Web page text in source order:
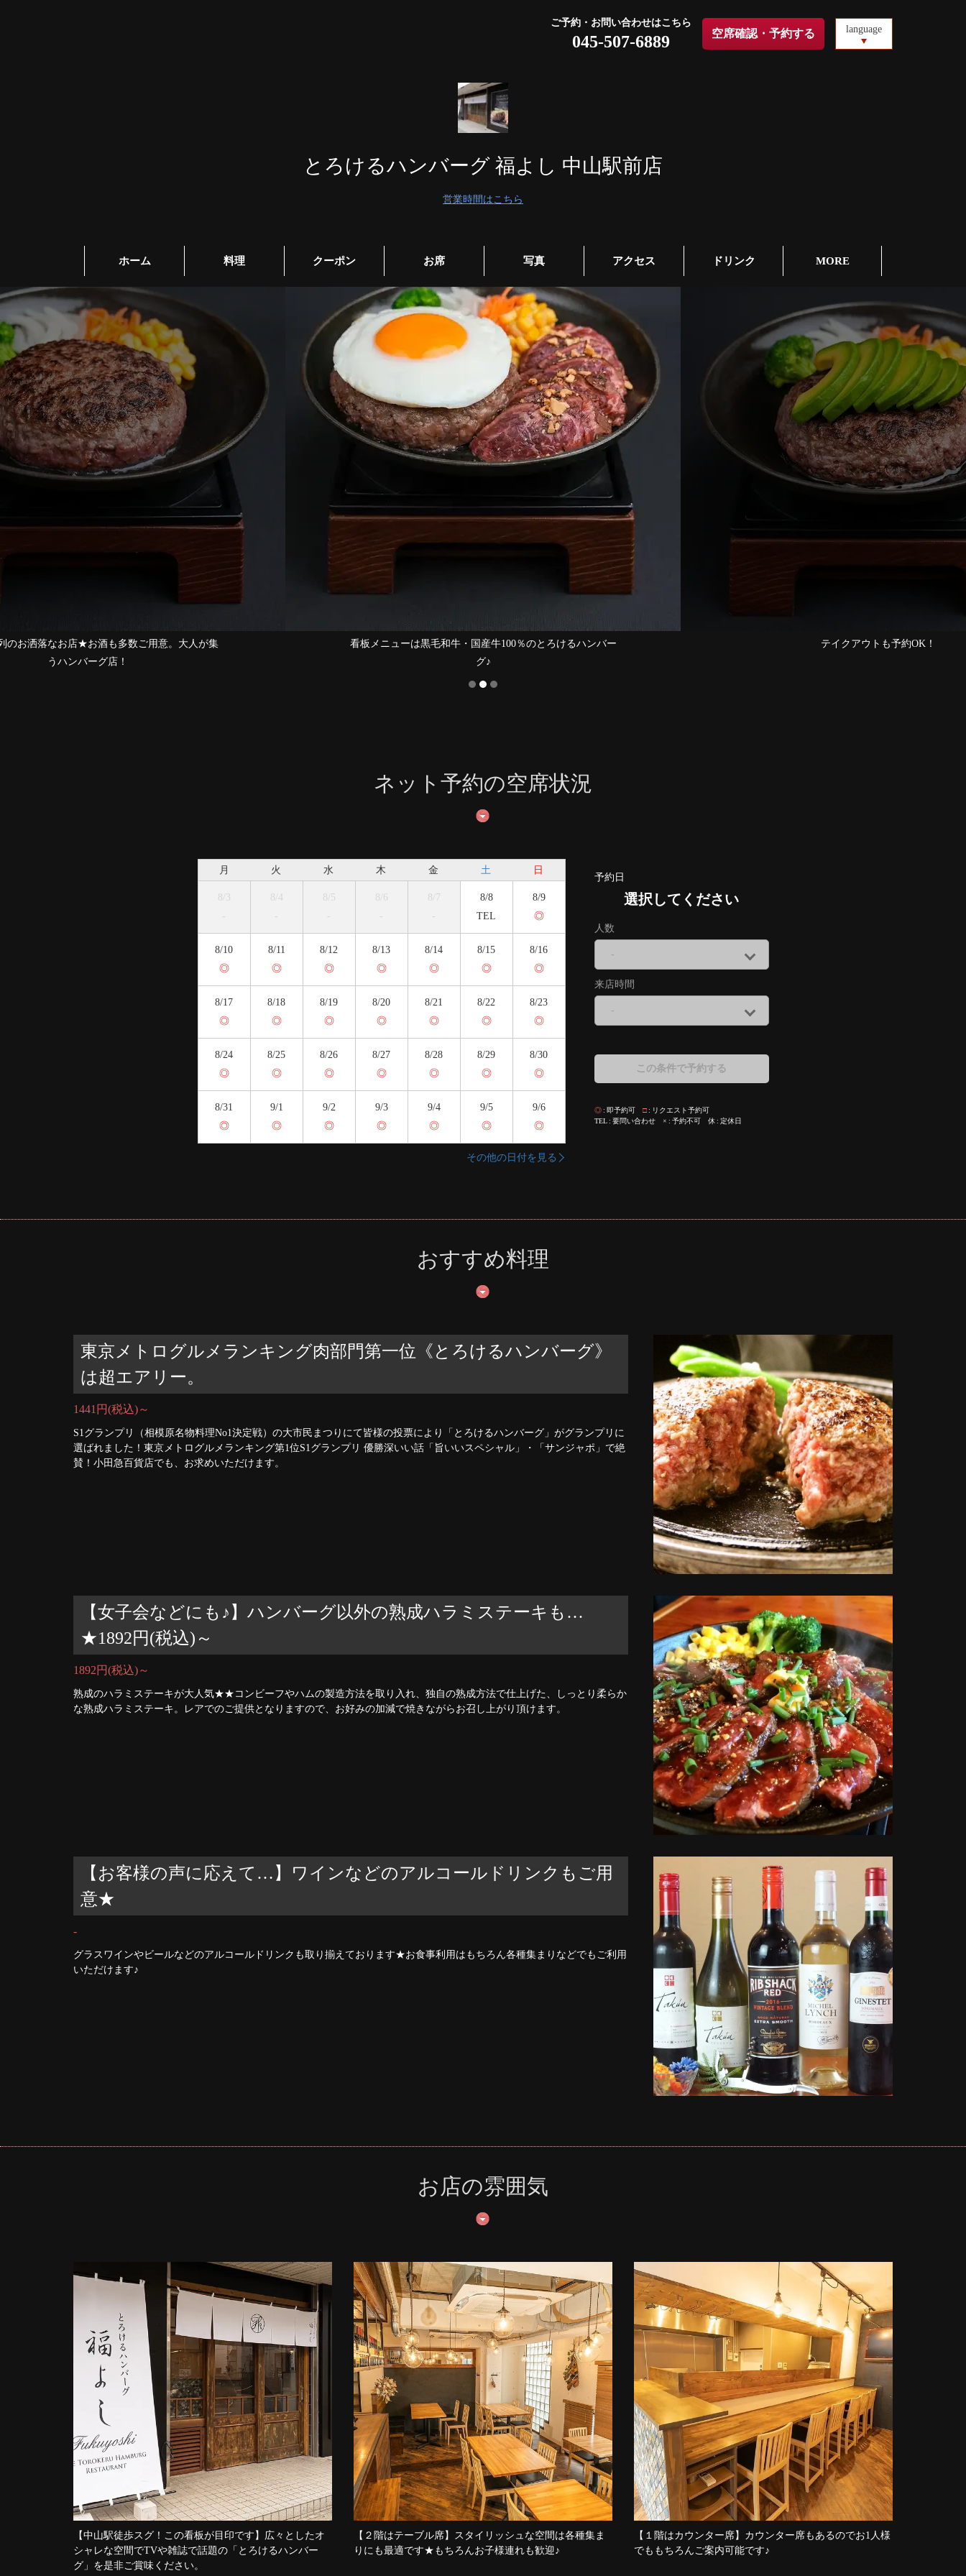
ご予約・お問い合わせはこちら
045-507-6889 空席確認・予約する language
とろけるハンバーグ 福よし 中山駅前店
営業時間はこちら
ホーム 料理 クーポン お席 写真 アクセス ドリンク MORE
お洒落なお店★お酒も多数ご用意。大人が集
うハンバーグ店！
看板メニューは黒毛和牛・国産牛100％のとろけるハンバー
グ♪
テイクアウトも予約OK！
ネット予約の空席状況
月 火 水 木 金 土 日
8/3
-
8/4
-
8/5
-
8/6
-
8/7
-
8/8
TEL
8/9
◎
8/10
◎
8/11
◎
8/12
◎
8/13
◎
8/14
◎
8/15
◎
8/16
◎
8/17
◎
8/18
◎
8/19
◎
8/20
◎
8/21
◎
8/22
◎
8/23
◎
8/24
◎
8/25
◎
8/26
◎
8/27
◎
8/28
◎
8/29
◎
8/30
◎
8/31
◎
9/1
◎
9/2
◎
9/3
◎
9/4
◎
9/5
◎
9/6
◎
その他の日付を見る
予約日
選択してください
人数
-
来店時間
-
この条件で予約する
◎ 即予約可 □
リクエスト予約可
TEL
要問い合わせ × 予約不可 休 定休日
おすすめ料理
東京メトログルメランキング肉部門第一位《とろけるハンバーグ》
は超エアリー。
1441円(税込)～
S1グランプリ（相模原名物料理No1決定戦）の大市民まつりにて皆様の投票により「とろけるハンバーグ」がグランプリに
選ばれました！東京メトログルメランキング第1位S1グランプリ 優勝深いい話「旨いいスペシャル」・「サンジャポ」で絶
賛！小田急百貨店でも、お求めいただけます。
【女子会などにも♪】ハンバーグ以外の熟成ハラミステーキも…
★1892円(税込)～
1892円(税込)～
熟成のハラミステーキが大人気★★コンビーフやハムの製造方法を取り入れ、独自の熟成方法で仕上げた、しっとり柔らか
な熟成ハラミステーキ。レアでのご提供となりますので、お好みの加減で焼きながらお召し上がり頂けます。
【お客様の声に応えて…】ワインなどのアルコールドリンクもご用
意★
-
グラスワインやビールなどのアルコールドリンクも取り揃えております★お食事利用はもちろん各種集まりなどでもご利用
いただけます♪
お店の雰囲気
【中山駅徒歩スグ！この看板が目印です】広々としたオ
シャレな空間でTVや雑誌で話題の「とろけるハンバー
グ」を是非ご賞味ください。
【２階はテーブル席】スタイリッシュな空間は各種集ま
りにも最適です★もちろんお子様連れも歓迎♪
【１階はカウンター席】カウンター席もあるのでお1人様
でももちろんご案内可能です♪